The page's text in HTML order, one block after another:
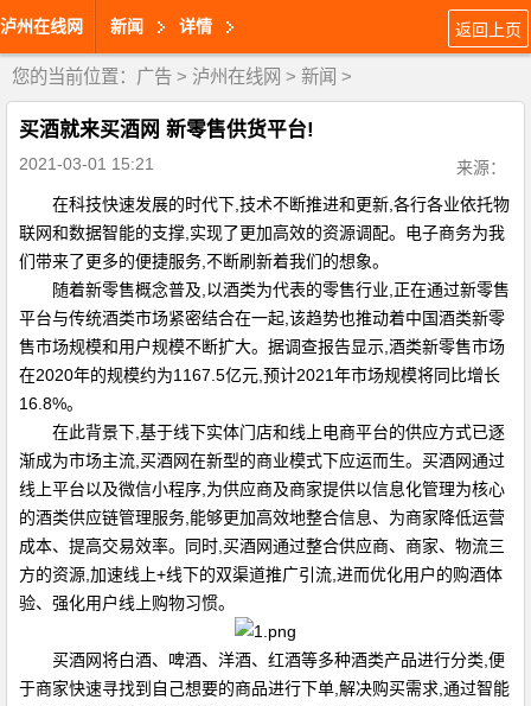
泸州在线网 新闻 详情 返回上页
您的当前位置： 广告 > 泸州在线网 > 新闻 >
买酒就来买酒网 新零售供货平台!
2021-03-01 15:21
来源：
在科技快速发展的时代下,技术不断推进和更新,各行各业依托物
联网和数据智能的支撑,实现了更加高效的资源调配。电子商务为我
们带来了更多的便捷服务,不断刷新着我们的想象。
随着新零售概念普及,以酒类为代表的零售行业,正在通过新零售
平台与传统酒类市场紧密结合在一起,该趋势也推动着中国酒类新零
售市场规模和用户规模不断扩大。据调查报告显示,酒类新零售市场
在2020年的规模约为1167.5亿元,预计2021年市场规模将同比增长
16.8%。
在此背景下,基于线下实体门店和线上电商平台的供应方式已逐
渐成为市场主流,买酒网在新型的商业模式下应运而生。买酒网通过
线上平台以及微信小程序,为供应商及商家提供以信息化管理为核心
的酒类供应链管理服务,能够更加高效地整合信息、为商家降低运营
成本、提高交易效率。同时,买酒网通过整合供应商、商家、物流三
方的资源,加速线上+线下的双渠道推广引流,进而优化用户的购酒体
验、强化用户线上购物习惯。
买酒网将白酒、啤酒、洋酒、红酒等多种酒类产品进行分类,便
于商家快速寻找到自己想要的商品进行下单,解决购买需求,通过智能